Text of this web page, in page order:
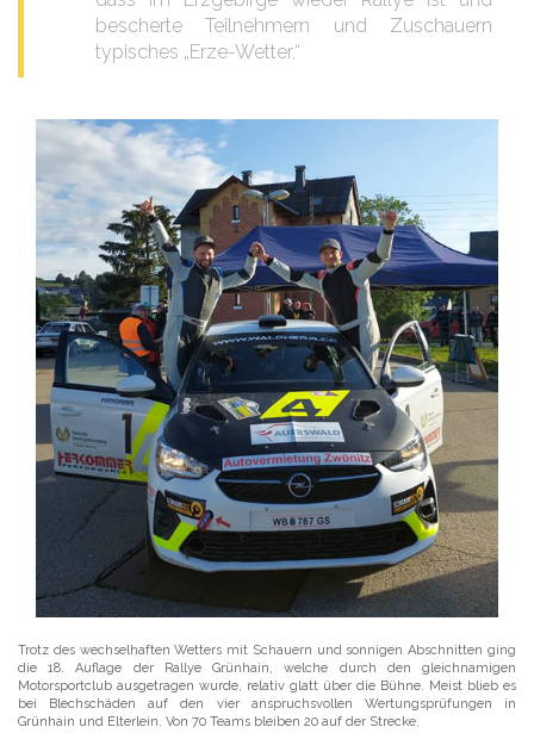
bescherte Teilnehmern und Zuschauern
typisches „Erze-Wetter.“
Trotz des wechselhaften Wetters mit Schauern und sonnigen Abschnitten ging
die 18. Auflage der Rallye Grünhain, welche durch den gleichnamigen
Motorsportclub ausgetragen wurde, relativ glatt über die Bühne. Meist blieb es
bei Blechschäden auf den vier anspruchsvollen Wertungsprüfungen in
Grünhain und Elterlein. Von 70 Teams bleiben 20 auf der Strecke.